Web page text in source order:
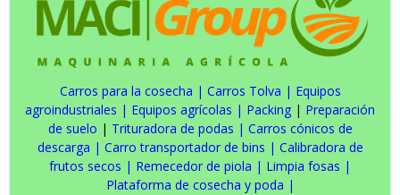
Carros para la cosecha | Carros Tolva | Equipos
agroindustriales | Equipos agrícolas | Packing | Preparación
de suelo | Trituradora de podas | Carros cónicos de
descarga | Carro transportador de bins | Calibradora de
frutos secos | Remecedor de piola | Limpia fosas |
Plataforma de cosecha y poda |